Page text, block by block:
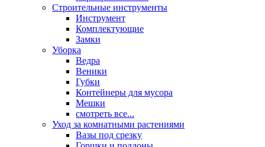
Строительные инструменты
Инструмент
Комплектующие
Замки
Уборка
Ведра
Веники
Губки
Контейнеры для мусора
Мешки
смотреть все...
Уход за комнатными растениями
Вазы под срезку